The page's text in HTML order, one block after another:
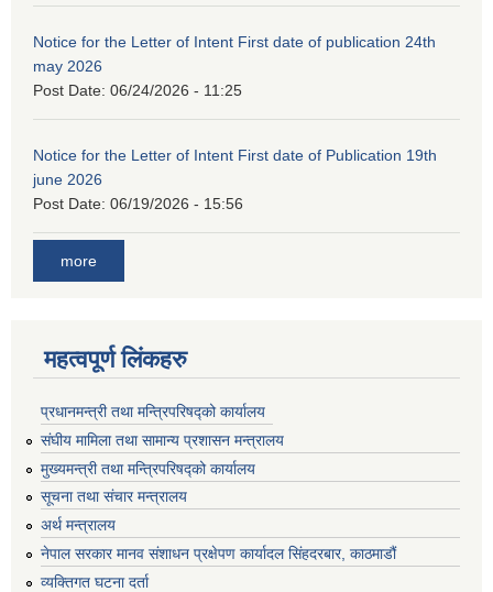
Notice for the Letter of Intent First date of publication 24th
may 2026
Post Date: 06/24/2026 - 11:25
Notice for the Letter of Intent First date of Publication 19th
june 2026
Post Date: 06/19/2026 - 15:56
more
महत्वपूर्ण लिंकहरु
प्रधानमन्त्री तथा मन्त्रिपरिषद्को कार्यालय
संघीय मामिला तथा सामान्य प्रशासन मन्त्रालय
मुख्यमन्त्री तथा मन्त्रिपरिषद्को कार्यालय
सूचना तथा संचार मन्त्रालय
अर्थ मन्त्रालय
नेपाल सरकार मानव संशाधन प्रक्षेपण कार्यादल सिंहदरबार, काठमाडौं
व्यक्तिगत घटना दर्ता